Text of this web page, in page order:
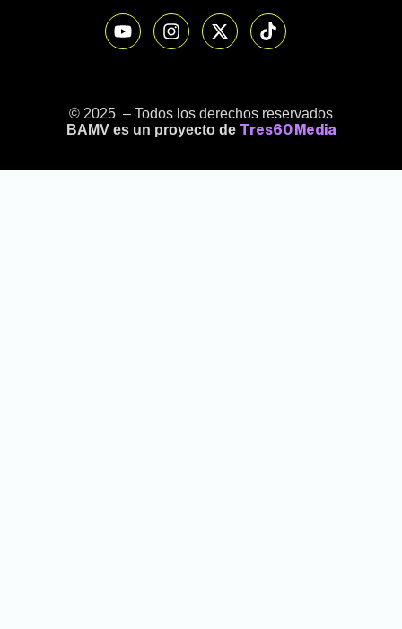
© 2025 – Todos los derechos reservados
BAMV es un proyecto de Tres60 Media